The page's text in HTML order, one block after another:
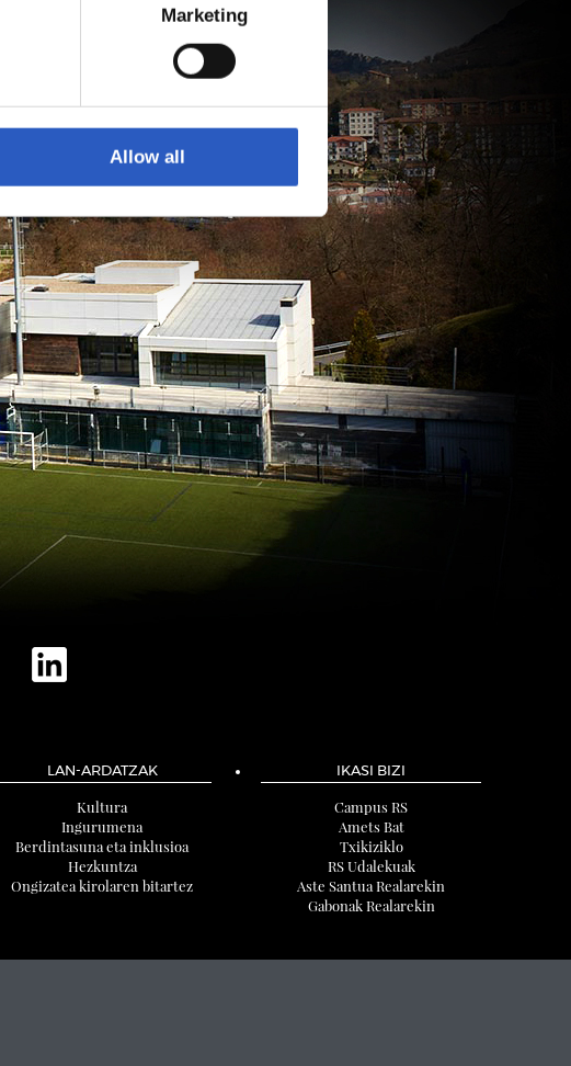
Marketing
Allow all
LAN-ARDATZAK
Kultura
Ingurumena
Berdintasuna eta inklusioa
Hezkuntza
Ongizatea kirolaren bitartez
IKASI BIZI
Campus RS
Amets Bat
Txikiziklo
RS Udalekuak
Aste Santua Realarekin
Gabonak Realarekin